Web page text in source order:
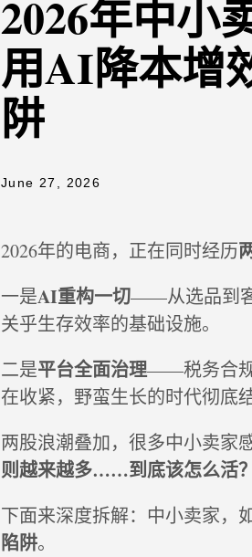
2026年中小
用AI降本增
阱
June 27, 2026
2026年的电商，正在同时经历
一是AI重构一切——从选品到
关乎生存效率的基础设施。
二是平台全面治理——税务合
在收紧，野蛮生长的时代彻底结
两股浪潮叠加，很多中小卖家
则越来越多……到底该怎么活？
下面来深度拆解：中小卖家，
陷阱。